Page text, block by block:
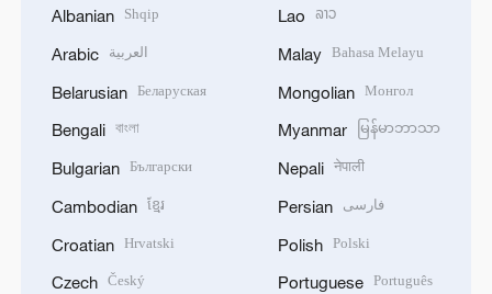
Albanian Shqip
Arabic العربية
Belarusian Беларуская
Bengali বাংলা
Bulgarian Български
Cambodian ខ្មែរ
Croatian Hrvatski
Czech Český
Lao ລາວ
Malay Bahasa Melayu
Mongolian Монгол
Myanmar မြန်မာဘာသာ
Nepali नेपाली
Persian فارسی
Polish Polski
Portuguese Português